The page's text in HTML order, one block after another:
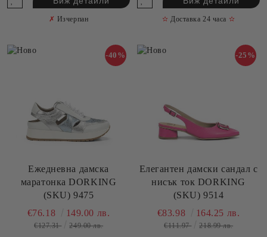
✗ Изчерпан ✫ Доставка 24 часа ✫
Ежедневна дамска
маратонка DORKING
(SKU) 9475
-40%
€76.18 149.00 лв.
€127.31 249.00 лв.
Елегантен дамски сандал с
нисък ток DORKING
(SKU) 9514
-25%
€83.98 164.25 лв.
€111.97 218.99 лв.